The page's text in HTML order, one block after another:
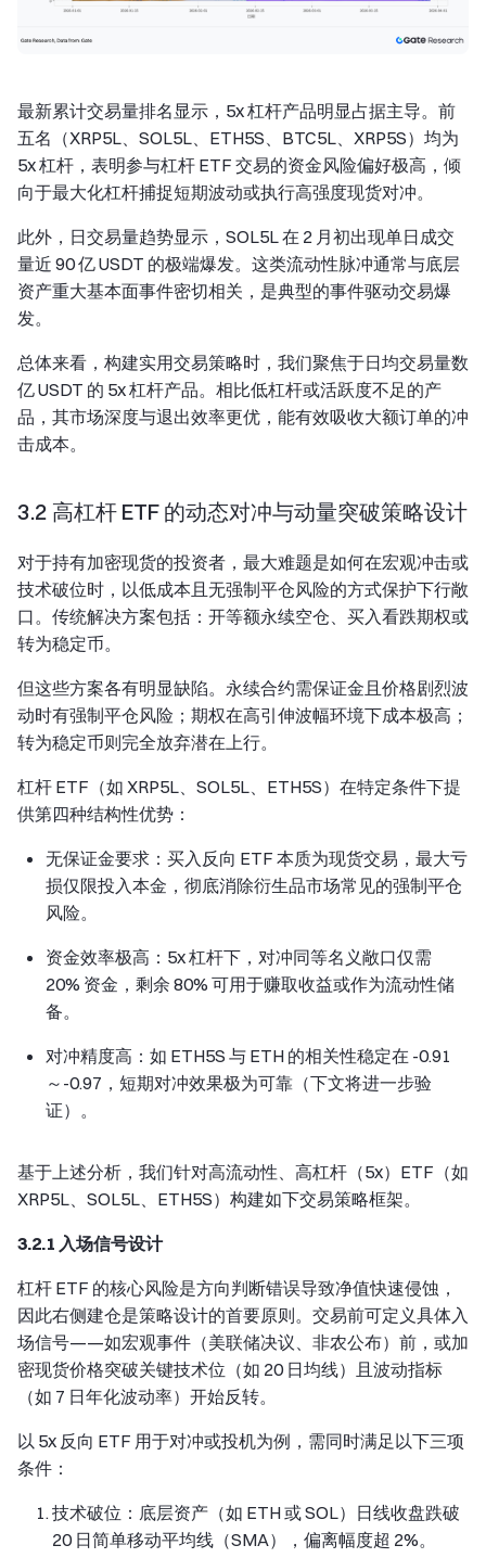
最新累计交易量排名显示，5x 杠杆产品明显占据主导。前
五名（XRP5L、SOL5L、ETH5S、BTC5L、XRP5S）均为
5x 杠杆，表明参与杠杆 ETF 交易的资金风险偏好极高，倾
向于最大化杠杆捕捉短期波动或执行高强度现货对冲。
此外，日交易量趋势显示，SOL5L 在 2 月初出现单日成交
量近 90 亿 USDT 的极端爆发。这类流动性脉冲通常与底层
资产重大基本面事件密切相关，是典型的事件驱动交易爆
发。
总体来看，构建实用交易策略时，我们聚焦于日均交易量数
亿 USDT 的 5x 杠杆产品。相比低杠杆或活跃度不足的产
品，其市场深度与退出效率更优，能有效吸收大额订单的冲
击成本。
3.2 高杠杆 ETF 的动态对冲与动量突破策略设计
对于持有加密现货的投资者，最大难题是如何在宏观冲击或
技术破位时，以低成本且无强制平仓风险的方式保护下行敞
口。传统解决方案包括：开等额永续空仓、买入看跌期权或
转为稳定币。
但这些方案各有明显缺陷。永续合约需保证金且价格剧烈波
动时有强制平仓风险；期权在高引伸波幅环境下成本极高；
转为稳定币则完全放弃潜在上行。
杠杆 ETF（如 XRP5L、SOL5L、ETH5S）在特定条件下提
供第四种结构性优势：
无保证金要求：买入反向 ETF 本质为现货交易，最大亏
损仅限投入本金，彻底消除衍生品市场常见的强制平仓
风险。
资金效率极高：5x 杠杆下，对冲同等名义敞口仅需
20% 资金，剩余 80% 可用于赚取收益或作为流动性储
备。
对冲精度高：如 ETH5S 与 ETH 的相关性稳定在 -0.91
～-0.97，短期对冲效果极为可靠（下文将进一步验
证）。
基于上述分析，我们针对高流动性、高杠杆（5x）ETF（如
XRP5L、SOL5L、ETH5S）构建如下交易策略框架。
3.2.1 入场信号设计
杠杆 ETF 的核心风险是方向判断错误导致净值快速侵蚀，
因此右侧建仓是策略设计的首要原则。交易前可定义具体入
场信号——如宏观事件（美联储决议、非农公布）前，或加
密现货价格突破关键技术位（如 20 日均线）且波动指标
（如 7 日年化波动率）开始反转。
以 5x 反向 ETF 用于对冲或投机为例，需同时满足以下三项
条件：
技术破位：底层资产（如 ETH 或 SOL）日线收盘跌破
20 日简单移动平均线（SMA），偏离幅度超 2%。